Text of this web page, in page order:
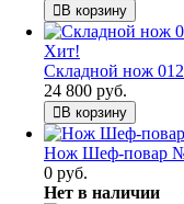
В корзину
Хит!
Складной нож 012
24 800 руб.
В корзину
Нож Шеф-повар
0 руб.
Нет в наличии